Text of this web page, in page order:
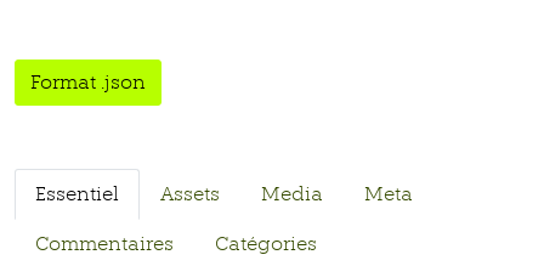
Format .json
Essentiel Assets Media Meta
Commentaires Catégories